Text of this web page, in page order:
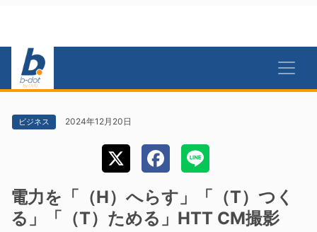
ビジネス 2024年12月20日
電力を「（H）へらす」「（T）つく
る」「（T）ためる」HTT CM撮影